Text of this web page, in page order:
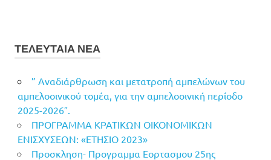
ΤΕΛΕΥΤΑΙΑ ΝΕΑ
” Αναδιάρθρωση και μετατροπή αμπελώνων του
αμπελοοινικού τομέα, για την αμπελοοινική περίοδο
2025-2026″.
ΠΡΟΓΡΑΜΜΑ ΚΡΑΤΙΚΩΝ ΟΙΚΟΝΟΜΙΚΩΝ
ΕΝΙΣΧΥΣΕΩΝ: «ΕΤΗΣΙΟ 2023»
Προσκληση- Προγραμμα Εορτασμου 25ης